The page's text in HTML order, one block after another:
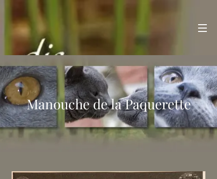
Manouche de la Paquerette